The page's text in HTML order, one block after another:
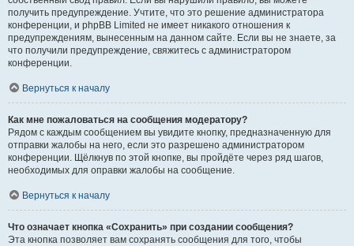
получить предупреждение. Учтите, что это решение администратора
конференции, и phpBB Limited не имеет никакого отношения к
предупреждениям, вынесенным на данном сайте. Если вы не знаете, за
что получили предупреждение, свяжитесь с администратором
конференции.
Вернуться к началу
Как мне пожаловаться на сообщения модератору?
Рядом с каждым сообщением вы увидите кнопку, предназначенную для
отправки жалобы на него, если это разрешено администратором
конференции. Щёлкнув по этой кнопке, вы пройдёте через ряд шагов,
необходимых для оправки жалобы на сообщение.
Вернуться к началу
Что означает кнопка «Сохранить» при создании сообщения?
Эта кнопка позволяет вам сохранять сообщения для того, чтобы